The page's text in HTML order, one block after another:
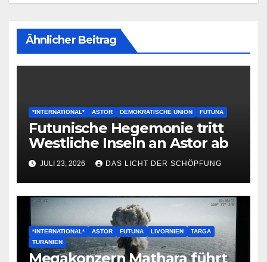
Ähnlicher Beitrag
*INTERNATIONAL* ASTOR DEMOKRATISCHE UNION FUTUNA
Futunische Hegemonie tritt
Westliche Inseln an Astor ab
JULI 23, 2026 DAS LICHT DER SCHÖPFUNG
*INTERNATIONAL* ASTOR FUTUNA LIVORNIEN
TARGA
TURANIEN
Megakonzern Mathara führt